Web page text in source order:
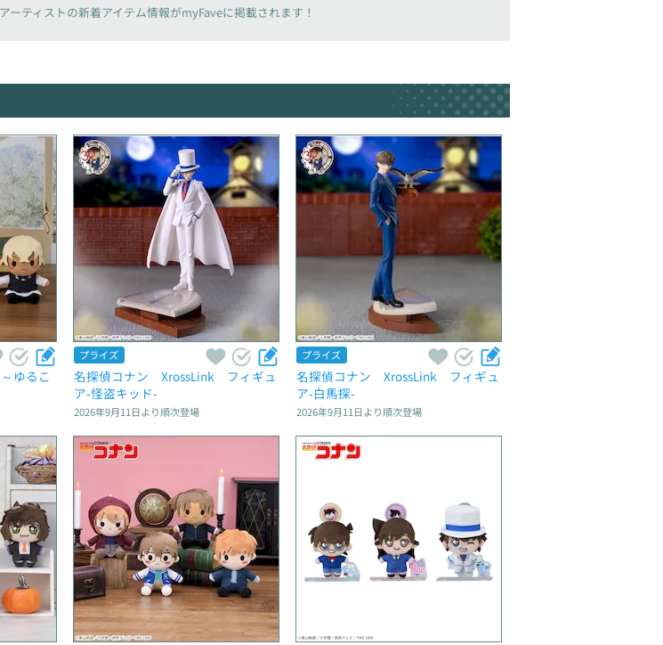
ーティストの新着アイテム情報がmyFaveに掲載されます！
ゆるこ
プライズ
名探偵コナン　XrossLink　フィギュ
ア‐怪盗キッド‐
2026年9月11日より順次登場
プライズ
名探偵コナン　XrossLink　フィギュ
ア‐白馬探‐
2026年9月11日より順次登場